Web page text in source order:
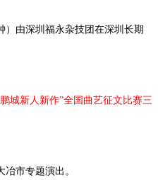
）由深圳福永杂技团在深圳长期
城新人新作”全国曲艺征文比赛三
冶市专题演出。